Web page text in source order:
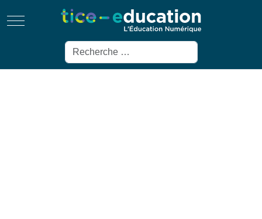
Mobile Menu Toggle
Rechercher